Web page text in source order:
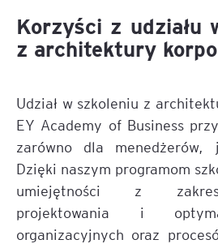
Korzyści z udziału
z architektury
Udział w szkoleniu z
EY Academy of Business
zarówno dla menedżerów,
Dzięki naszym programom
umiejętności z
projektowania i
organizacyjnych oraz